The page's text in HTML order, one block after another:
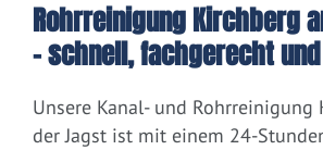
Rohrreinigung Kirchberg
– schnell, fachgerecht
Unsere Kanal- und Rohrreinigung
der Jagst ist mit einem 24-